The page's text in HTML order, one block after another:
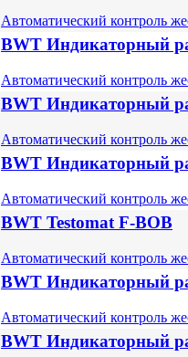
Автоматический контроль
BWT Индикаторный
Автоматический контроль
BWT Индикаторный
Автоматический контроль
BWT Индикаторный
Автоматический контроль
BWT Testomat F-BOB
Автоматический контроль
BWT Индикаторный
Автоматический контроль
BWT Индикаторный